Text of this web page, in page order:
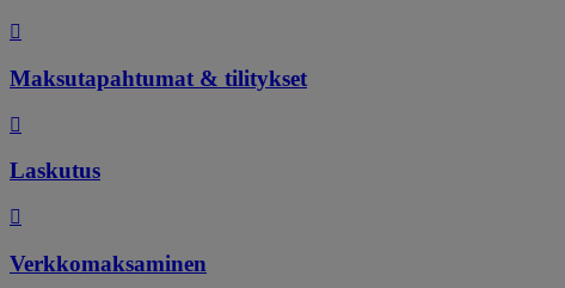
Maksutapahtumat & tilitykset
Laskutus
Verkkomaksaminen